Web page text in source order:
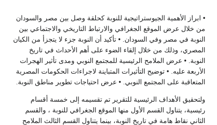
• ابراز الأهمية الجيوستراتيجية للنوبة كحلقة وصل بين مصر والسودان
من خلال عرض الموقع الجغرافي والارتباط التاريخي والاجتماعي بين
النوبة في مصر وفي السودان. • تأكيد أن النوبة جزء لا يتجزأ من الكيان
المصري، وذلك من خلال إلقاء الضوء على أهم الأحداث في تاريخ
النوبة. • عرض الملامح الرئيسية للمجتمع النوبي ومدى تأثير الهجرات
الأربعة عليه. • توضيح التأثيرات المتباينة لاجراءات الحكومات المصرية
المتعاقبة على المجتمع النوبي. • عرض احتياجات تطوير مناطق النوبة.
ولتحقيق الأهداف الرئيسية للتقرير تم تقسيمه إلى خمسة أقسام
رئيسية، يتناول القسم الأول منها الموقع الجغرافي للنوبة ، والقسم
الثاني نقاط هامة في تاريخ النوبة، بينما يتناول القسم الثالث الملامح